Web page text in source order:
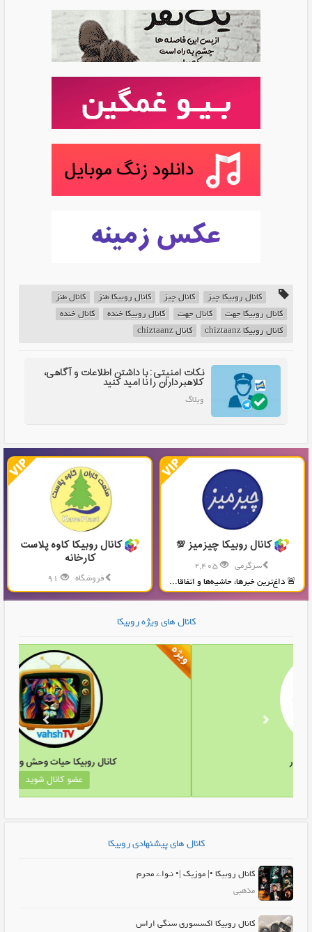
کانال روبیکا چیز کانال چیز کانال روبیکا طنز
کانال طنز
کانال روبیکا جهت
کانال جهت کانال روبیکا خنده
کانال خنده
کانال روبیکا chiztaanz
کانال chiztaanz
نکات امنیتی: با داشتن اطلاعات و آگاهی،
کلاهبرداران را نا امید کنید
وبلاگ
کانال روبیکا چیزمیز 💯
سرگرمی
🚨 داغ‌ترین خبرها، حاشیه‌ها و اتفاقا...
کانال روبیکا کاوه پلاست
کارخانه
فروشگاه
تولید و پخش محصولات پلاستیکی...
کانال های ویژه روبیکا
کانال کانال روبیکا ملایرنگار
کانال های پیشنهادی روبیکا
کانال روبیکا •| موزیک |• نـواے محرم
مذهبی
کانال روبیکا اکسسوری سنگی اراس